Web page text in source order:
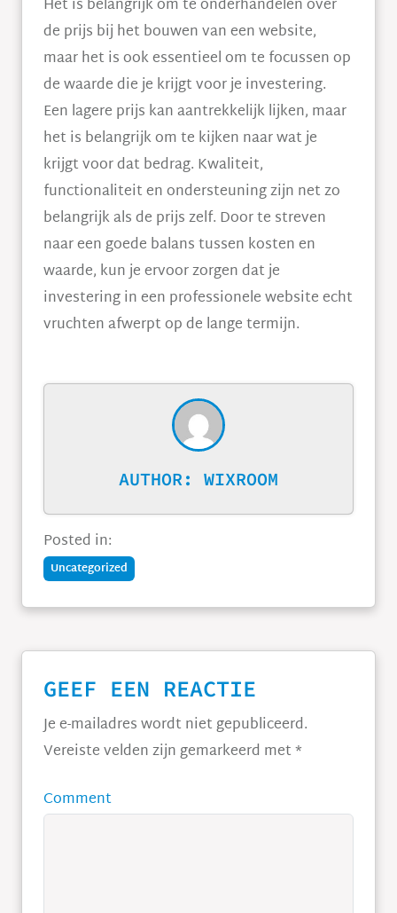
Het is belangrijk om te onderhandelen over
de prijs bij het bouwen van een website,
maar het is ook essentieel om te focussen op
de waarde die je krijgt voor je investering.
Een lagere prijs kan aantrekkelijk lijken, maar
het is belangrijk om te kijken naar wat je
krijgt voor dat bedrag. Kwaliteit,
functionaliteit en ondersteuning zijn net zo
belangrijk als de prijs zelf. Door te streven
naar een goede balans tussen kosten en
waarde, kun je ervoor zorgen dat je
investering in een professionele website echt
vruchten afwerpt op de lange termijn.
AUTHOR: WIXROOM
Posted in:
Uncategorized
GEEF EEN REACTIE
Je e-mailadres wordt niet gepubliceerd.
Vereiste velden zijn gemarkeerd met*
Comment